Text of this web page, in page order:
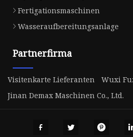
Fertigationsmaschinen
Wasseraufbereitungsanlage
Partnerfirma
Visitenkarte Lieferanten
Wuxi
Jinan Demax Maschinen Co., Ltd.